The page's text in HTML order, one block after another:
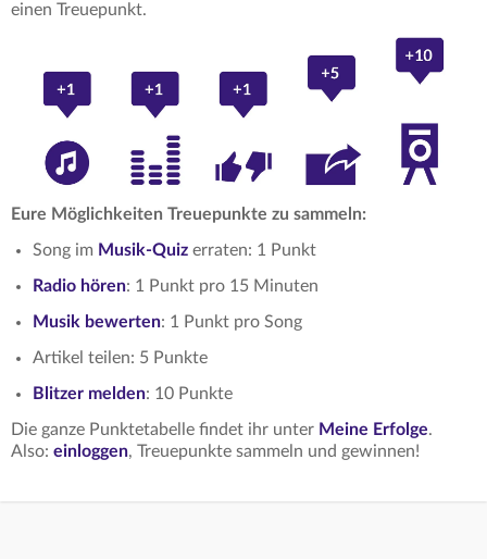
einen Treuepunkt.
Eure Möglichkeiten Treuepunkte zu sammeln:
Song im Musik-Quiz erraten: 1 Punkt
Radio hören: 1 Punkt pro 15 Minuten
Musik bewerten: 1 Punkt pro Song
Artikel teilen: 5 Punkte
Blitzer melden: 10 Punkte
Die ganze Punktetabelle findet ihr unter Meine Erfolge.
Also: einloggen, Treuepunkte sammeln und gewinnen!